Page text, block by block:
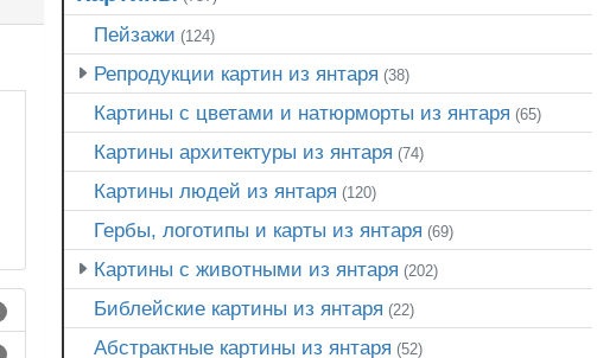
Пейзажи (124)
Репродукции картин из янтаря (38)
Картины с цветами и натюрморты из янтаря (65)
Картины архитектуры из янтаря (74)
Картины людей из янтаря (120)
Гербы, логотипы и карты из янтаря (69)
Картины с животными из янтаря (202)
Библейские картины из янтаря (22)
Абстрактные картины из янтаря (52)